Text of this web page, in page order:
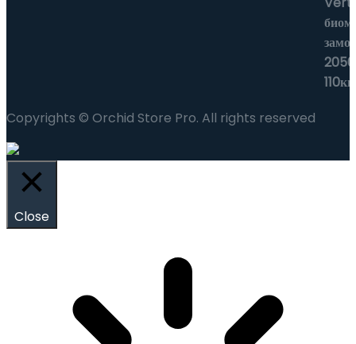
Copyrights © Orchid Store Pro. All rights reserved
Close